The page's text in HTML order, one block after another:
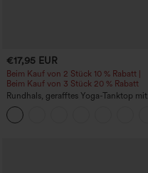
€17,95 EUR
Beim Kauf von 2 Stück 10 % Rabatt |
Beim Kauf von 3 Stück 20 % Rabatt
Rundhals, gerafftes Yoga-Tanktop mit
Cool-Touch-Effekt – UPF50+